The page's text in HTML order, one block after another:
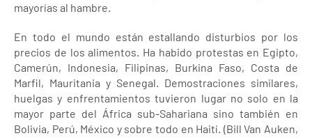
mayorías al hambre.
En todo el mundo están estallando disturbios por los
precios de los alimentos. Ha habido protestas en Egipto,
Camerún, Indonesia, Filipinas, Burkina Faso, Costa de
Marfil, Mauritania y Senegal. Demostraciones similares,
huelgas y enfrentamientos tuvieron lugar no solo en la
mayor parte del África sub-Sahariana sino también en
Bolivia, Perú, México y sobre todo en Haití. (Bill Van Auken,